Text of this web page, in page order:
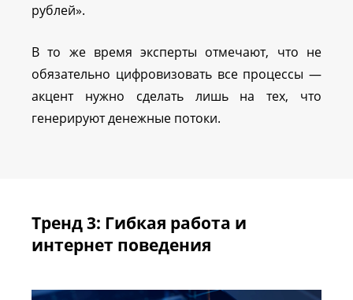
рублей».
В то же время эксперты отмечают, что не
обязательно цифровизовать все процессы —
акцент нужно сделать лишь на тех, что
генерируют денежные потоки.
Тренд 3: Гибкая работа и
интернет поведения